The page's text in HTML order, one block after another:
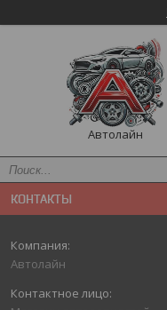
Автолайн
КОНТАКТЫ
Автолайн